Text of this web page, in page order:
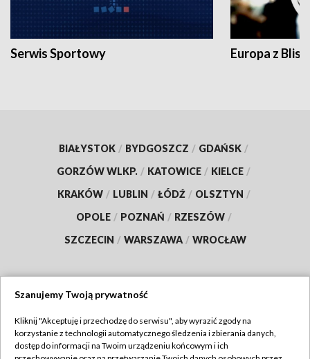
Serwis Sportowy Europa z
BIAŁYSTOK / BYDGOSZCZ / GDAŃSK /
GORZÓW WLKP. / KATOWICE / KIELCE /
KRAKÓW / LUBLIN / ŁÓDŹ / OLSZTYN /
OPOLE / POZNAŃ / RZESZÓW /
SZCZECIN / WARSZAWA / WROCŁAW
TVP
Szanujemy Twoją prywatność
Kliknij "Akceptuję i przechodzę do serwisu", aby wyrazić zgody na
korzystanie z technologii automatycznego śledzenia i zbierania danych,
dostęp do informacji na Twoim urządzeniu końcowym i ich